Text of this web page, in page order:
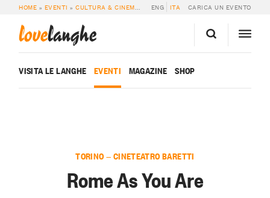
HOME » EVENTI »CULTURA & CINEMA » ROME AS YOU ARE
ENG ITA CARICA UN EVENTO
lovelanghe
VISITA LE LANGHE EVENTI MAGAZINE SHOP
TORINO — CINETEATRO BARETTI
Rome As You Are